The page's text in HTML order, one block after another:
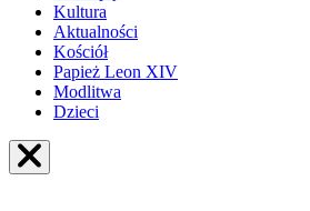
Kultura
Aktualności
Kościół
Papież Leon XIV
Modlitwa
Dzieci